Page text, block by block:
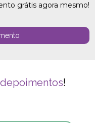
grátis agora mesmo!
!